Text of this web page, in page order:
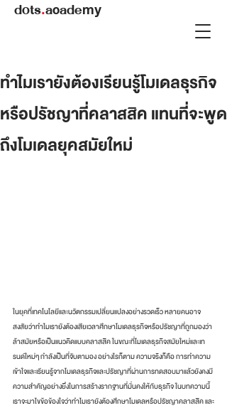
dots.academy
ทำไมเรายังต้องเรียนรู้โมเดลธุรกิจ
หรือปรัชญาที่คลาสสิค แทนที่จะพูด
ถึงโมเดลยุคสมัยใหม่
ในยุคที่เทคโนโลยีและนวัตกรรมเปลี่ยนแปลงอย่างรวดเร็ว หลายคนอาจ
สงสัยว่าทำไมเรายังต้องเสียเวลาศึกษาโมเดลธุรกิจหรือปรัชญาที่ถูกมองว่า
ล้าสมัยหรือเป็นแนวคิดแบบคลาสสิค ในขณะที่โมเดลธุรกิจสมัยใหม่และเท
รนด์ใหม่ๆ กำลังเป็นที่จับตามอง อย่างไรก็ตาม ความจริงก็คือ การทำความ
เข้าใจและเรียนรู้จากโมเดลธุรกิจและปรัชญาที่ผ่านการทดสอบมาแล้วยังคงมี
ความสำคัญอย่างยิ่งในการสร้างรากฐานที่มั่นคงให้กับธุรกิจ ในบทความนี้
เราจะมาไขข้อข้องใจว่าทำไมเรายังต้องศึกษาโมเดลหรือปรัชญาคลาสสิค และ